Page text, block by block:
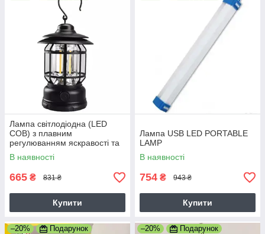
Лампа світлодіодна (LED
COB) з плавним
регулюванням яскравості та
гачком на акумуляторі
В наявності
665 ₴ 831 ₴
Купити
Лампа USB LED PORTABLE
LAMP
В наявності
754 ₴ 943 ₴
Купити
–20% Подарунок –20% Подарунок